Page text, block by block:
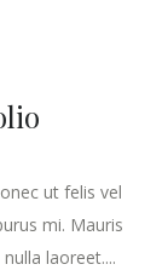
ut felis vel
mi. Mauris
laoreet....